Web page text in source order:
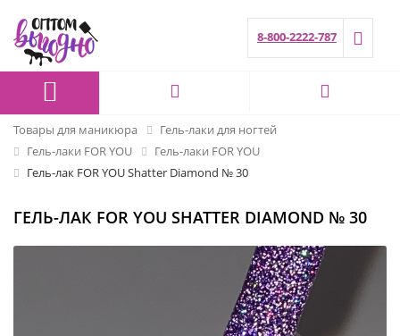
8-800-2222-787
Товары для маникюра
Гель-лаки для ногтей
Гель-лаки FOR YOU
Гель-лаки FOR YOU
Гель-лак FOR YOU Shatter Diamond № 30
ГЕЛЬ-ЛАК FOR YOU SHATTER DIAMOND № 30